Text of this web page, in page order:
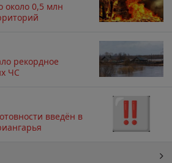
около 0,5 млн
рекордное
ЧС
введён в